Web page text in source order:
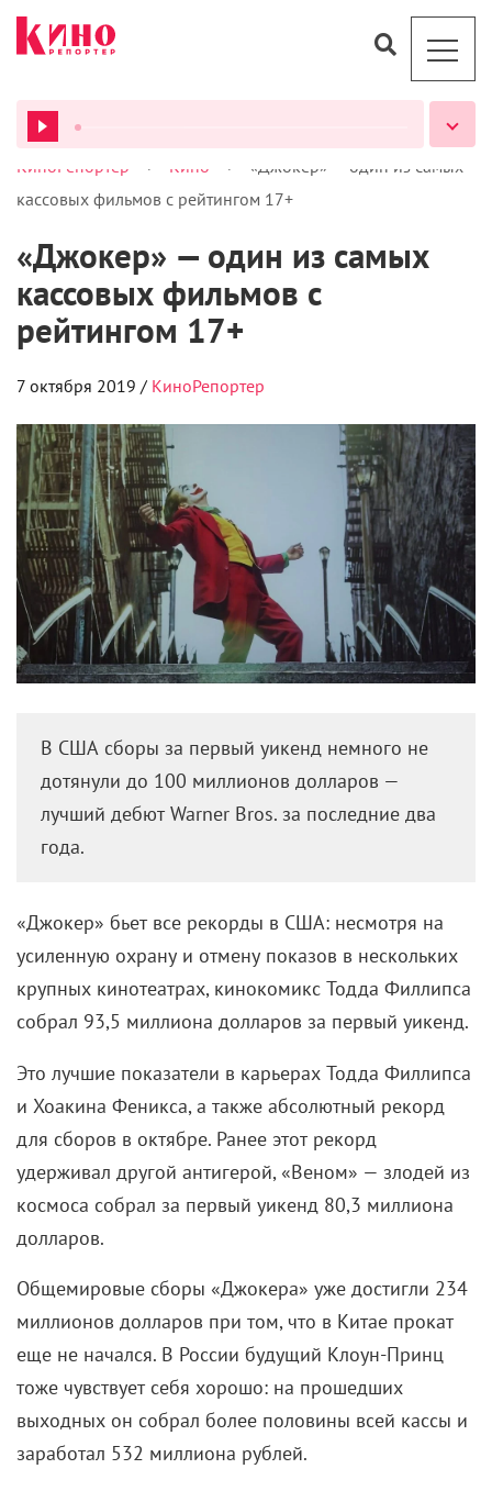
ВСЕ ПОДКАСТЫ
КиноРепортер > Кино >
«Джокер» — один из самых
кассовых фильмов с рейтингом 17+
«Джокер» — один из самых
кассовых фильмов с
рейтингом 17+
7 октября 2019 / КиноРепортер
В США сборы за первый уикенд немного не
дотянули до 100 миллионов долларов —
лучший дебют Warner Bros. за последние два
года.
«Джокер» бьет все рекорды в США: несмотря на
усиленную охрану и отмену показов в нескольких
крупных кинотеатрах, кинокомикс Тодда Филлипса
собрал 93,5 миллиона долларов за первый уикенд.
Это лучшие показатели в карьерах Тодда Филлипса
и Хоакина Феникса, а также абсолютный рекорд
для сборов в октябре. Ранее этот рекорд
удерживал другой антигерой, «Веном» — злодей из
космоса собрал за первый уикенд 80,3 миллиона
долларов.
Общемировые сборы «Джокера» уже достигли 234
миллионов долларов при том, что в Китае прокат
еще не начался. В России будущий Клоун-Принц
тоже чувствует себя хорошо: на прошедших
выходных он собрал более половины всей кассы и
заработал 532 миллиона рублей.